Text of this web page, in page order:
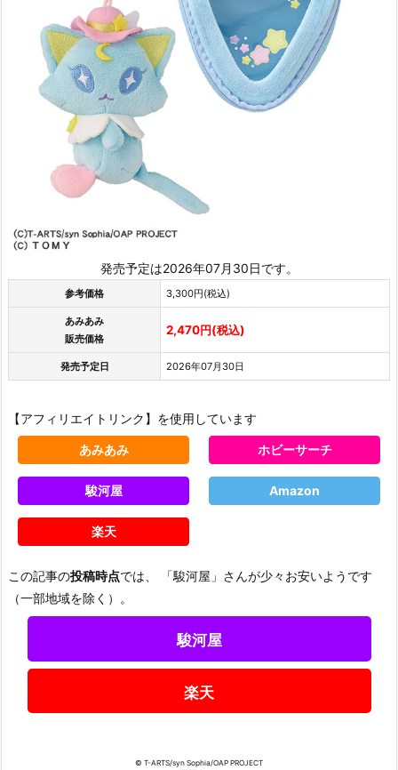
発売予定は2026年07月30日です。
参考価格 3,300円(税込)
あみあみ
販売価格
2,470円(税込)
発売予定日 2026年07月30日
【アフィリエイトリンク】を使用しています
あみあみ ホビーサーチ
駿河屋 Amazon
楽天
この記事の投稿時点では、 「駿河屋」さんが少々お安いようです
（一部地域を除く）。
駿河屋
楽天
© T-ARTS/syn Sophia/OAP PROJECT